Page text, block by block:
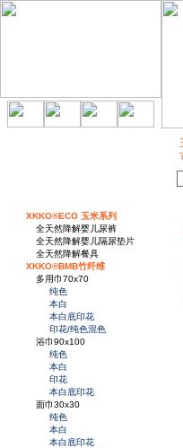
XKKO®ECO 玉米系列
全天然降解婴儿尿裤
全天然降解婴儿隔尿垫片
全天然降解餐具
XKKO®BMB竹纤维
多用巾70x70
纯色
本白
本白底印花
印花/纯色混色
浴巾90x100
纯色
本白
印花
本白底印花
面巾30x30
纯色
本白
本白底印花